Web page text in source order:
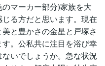
マーカー部分)家族を大
る方だと思います。現在
と豊かさの金星と戸塚さ
。公私共に注目を浴び幸
いでしょうか。急な状況